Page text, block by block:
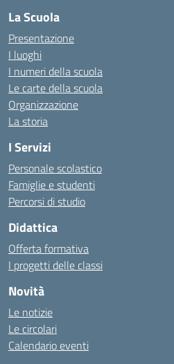
La Scuola
Presentazione
I luoghi
I numeri della scuola
Le carte della scuola
Organizzazione
La storia
I Servizi
Personale scolastico
Famiglie e studenti
Percorsi di studio
Didattica
Offerta formativa
I progetti delle classi
Novità
Le notizie
Le circolari
Calendario eventi